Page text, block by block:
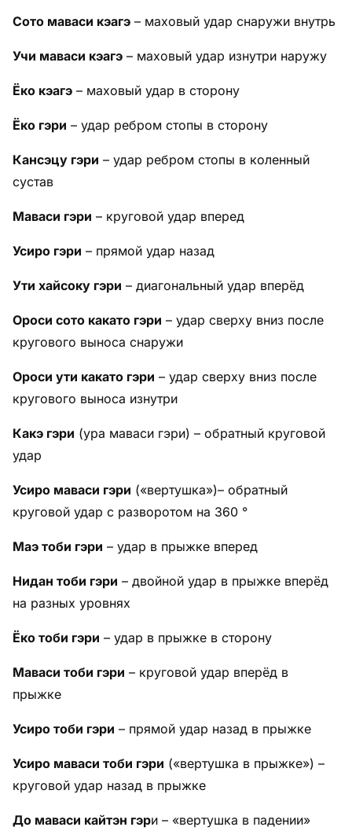
Сото маваси кэагэ – маховый удар снаружи внутрь
Учи маваси кэагэ – маховый удар изнутри наружу
Ёко кэагэ – маховый удар в сторону
Ёко гэри – удар ребром стопы в сторону
Кансэцу гэри – удар ребром стопы в коленный
сустав
Маваси гэри – круговой удар вперед
Усиро гэри – прямой удар назад
Ути хайсоку гэри – диагональный удар вперёд
Ороси сото какато гэри – удар сверху вниз после
кругового выноса снаружи
Ороси ути какато гэри – удар сверху вниз после
кругового выноса изнутри
Какэ гэри (ура маваси гэри) – обратный круговой
удар
Усиро маваси гэри («вертушка»)– обратный
круговой удар с разворотом на 360 °
Маэ тоби гэри – удар в прыжке вперед
Нидан тоби гэри – двойной удар в прыжке вперёд
на разных уровнях
Ёко тоби гэри – удар в прыжке в сторону
Маваси тоби гэри – круговой удар вперёд в
прыжке
Усиро тоби гэри – прямой удар назад в прыжке
Усиро маваси тоби гэри («вертушка в прыжке») –
круговой удар назад в прыжке
До маваси кайтэн гэри – «вертушка в падении»